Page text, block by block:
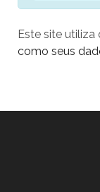
v
Este site utiliza
como seus